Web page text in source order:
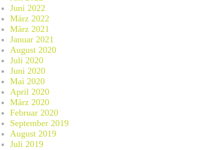
Juni 2022
März 2022
März 2021
Januar 2021
August 2020
Juli 2020
Juni 2020
Mai 2020
April 2020
März 2020
Februar 2020
September 2019
August 2019
Juli 2019